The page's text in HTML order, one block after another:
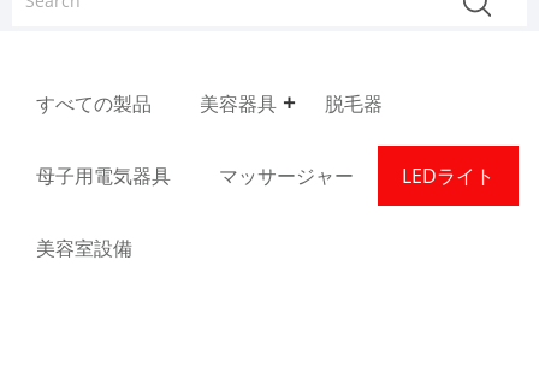
すべての製品 美容器具 脱毛器
母子用電気器具 マッサージャー LEDライト
美容室設備